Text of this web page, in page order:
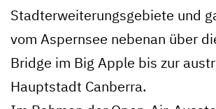
Stadterweiterungsgebiete und
vom Aspernsee nebenan über
Bridge im Big Apple bis zur
Hauptstadt Canberra.